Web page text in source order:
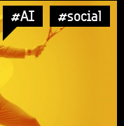
#AI #social